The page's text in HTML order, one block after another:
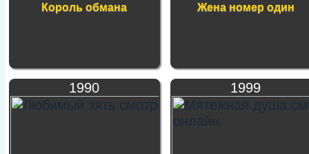
Король обмана Жена номер один
1990 1999